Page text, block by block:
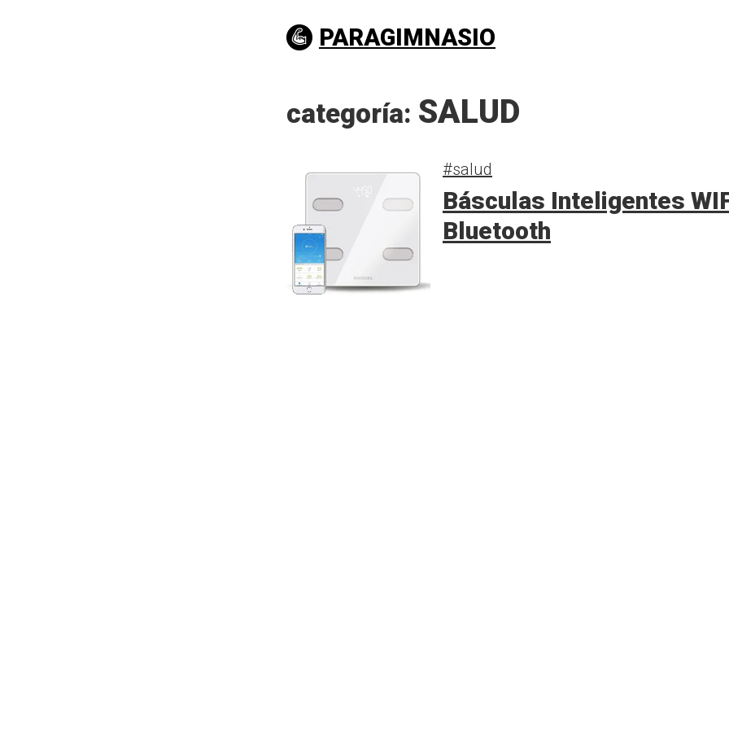
PARAGIMNASIO
categoría: SALUD
#salud
Básculas Inteligentes
Bluetooth